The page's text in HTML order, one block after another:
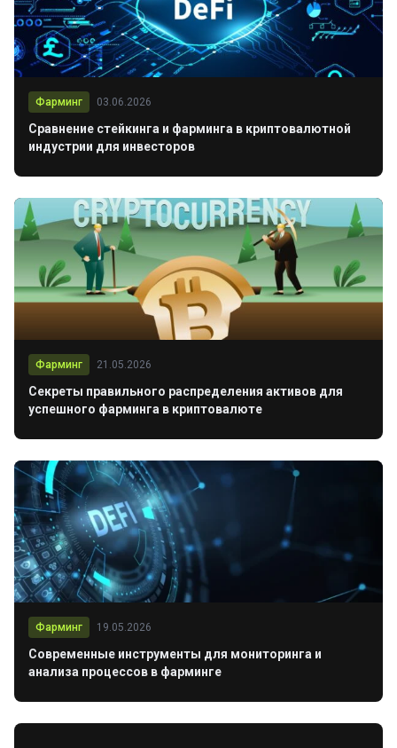
Фарминг 03.06.2026
Сравнение стейкинга и фарминга в криптовалютной
индустрии для инвесторов
Фарминг 21.05.2026
Секреты правильного распределения активов для
успешного фарминга в криптовалюте
Фарминг 19.05.2026
Современные инструменты для мониторинга и
анализа процессов в фарминге